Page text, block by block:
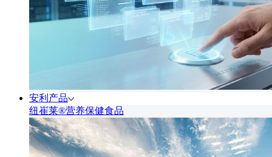
安利产品
纽崔莱®营养保健食品